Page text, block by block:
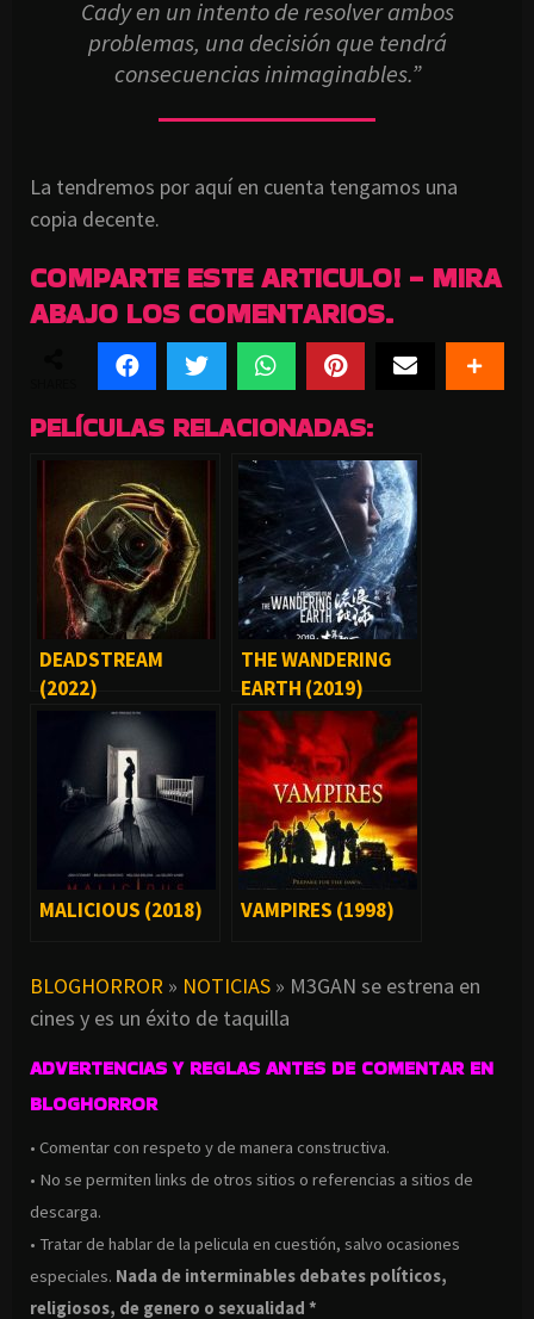
Cady en un intento de resolver ambos
problemas, una decisión que tendrá
consecuencias inimaginables.”
La tendremos por aquí en cuenta tengamos una
copia decente.
COMPARTE ESTE ARTICULO! - MIRA
ABAJO LOS COMENTARIOS.
PELÍCULAS RELACIONADAS:
DEADSTREAM
(2022)
THE WANDERING
EARTH (2019)
MALICIOUS (2018) VAMPIRES (1998)
BLOGHORROR » NOTICIAS » M3GAN se estrena en
cines y es un éxito de taquilla
ADVERTENCIAS Y REGLAS ANTES DE COMENTAR EN
BLOGHORROR
• Comentar con respeto y de manera constructiva.
• No se permiten links de otros sitios o referencias a sitios de
descarga.
• Tratar de hablar de la pelicula en cuestión, salvo ocasiones
especiales. Nada de interminables debates políticos,
religiosos, de genero o sexualidad *